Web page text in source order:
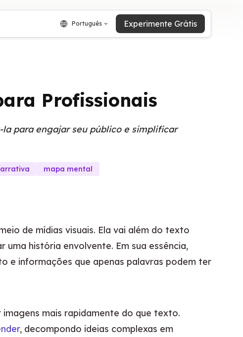
Português Experimente Grátis
Profissionais
para engajar seu público e simplificar
mapa mental
de mídias visuais. Ela vai além do texto
uma história envolvente. Em sua essência,
e informações que apenas palavras podem ter
mais rapidamente do que texto.
, decompondo ideias complexas em